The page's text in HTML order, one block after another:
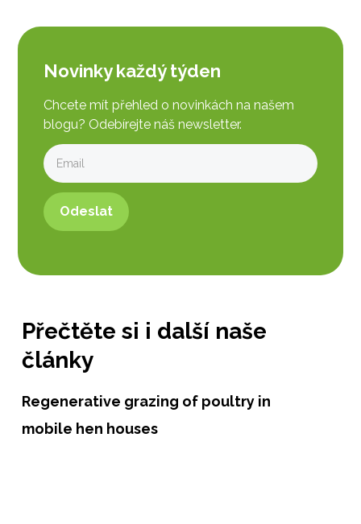
Novinky každý týden
Chcete mít přehled o novinkách na našem
blogu? Odebírejte náš newsletter.
Přečtěte si i další naše
články
Regenerative grazing of poultry in
mobile hen houses